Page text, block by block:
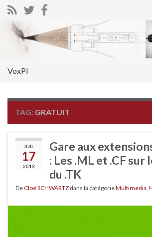
Search for:
VoxPI
TAG: GRATUIT
JUIL
17
2013
Gare aux
: Les .ML et .CF sur
du .TK
De Cloé SCHWARTZ dans la catégorieMultimedia